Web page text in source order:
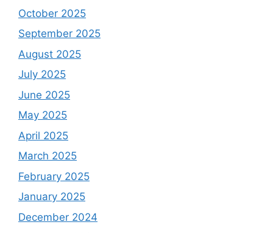
October 2025
September 2025
August 2025
July 2025
June 2025
May 2025
April 2025
March 2025
February 2025
January 2025
December 2024